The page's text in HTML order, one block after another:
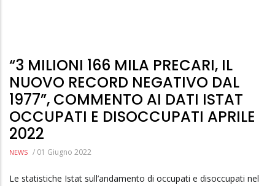
“3 MILIONI 166 MILA PRECARI, IL
NUOVO RECORD NEGATIVO DAL
1977”, COMMENTO AI DATI ISTAT
OCCUPATI E DISOCCUPATI APRILE
2022
NEWS / 01 Giugno 2022
Le statistiche Istat sull’andamento di occupati e disoccupati nel